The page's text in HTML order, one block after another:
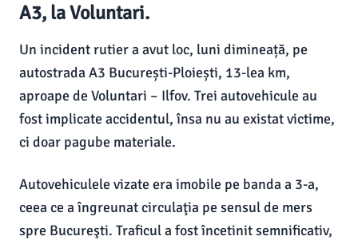
A3, la Voluntari.
Un incident rutier a avut loc, luni dimineață, pe
autostrada A3 București-Ploiești, 13-lea km,
aproape de Voluntari – Ilfov. Trei autovehicule au
fost implicate accidentul, însa nu au existat victime,
ci doar pagube materiale.
Autovehiculele vizate era imobile pe banda a 3-a,
ceea ce a îngreunat circulaţia pe sensul de mers
spre Bucureşti. Traficul a fost încetinit semnificativ,